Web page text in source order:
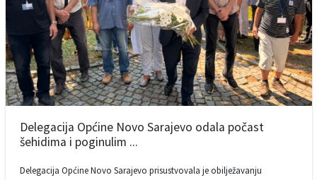
Delegacija Općine Novo Sarajevo odala počast
šehidima i poginulim ...
Delegacija Općine Novo Sarajevo prisustvovala je obilježavanju